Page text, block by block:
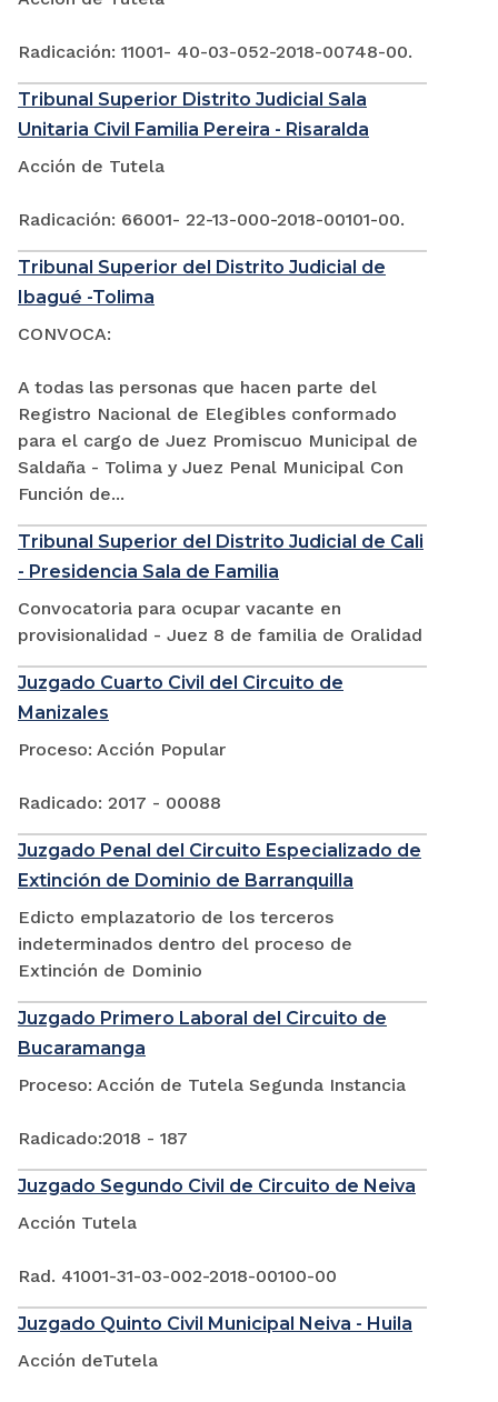
Radicación: 11001- 40-03-052-2018-00748-00.
Tribunal Superior Distrito Judicial Sala
Unitaria Civil Familia Pereira - Risaralda
Acción de Tutela
Radicación: 66001- 22-13-000-2018-00101-00.
Tribunal Superior del Distrito Judicial de
Ibagué -Tolima
CONVOCA:
A todas las personas que hacen parte del
Registro Nacional de Elegibles conformado
para el cargo de Juez Promiscuo Municipal de
Saldaña - Tolima y Juez Penal Municipal Con
Función de...
Tribunal Superior del Distrito Judicial de Cali
- Presidencia Sala de Familia
Convocatoria para ocupar vacante en
provisionalidad - Juez 8 de familia de Oralidad
Juzgado Cuarto Civil del Circuito de
Manizales
Proceso: Acción Popular
Radicado: 2017 - 00088
Juzgado Penal del Circuito Especializado de
Extinción de Dominio de Barranquilla
Edicto emplazatorio de los terceros
indeterminados dentro del proceso de
Extinción de Dominio
Juzgado Primero Laboral del Circuito de
Bucaramanga
Proceso: Acción de Tutela Segunda Instancia
Radicado:2018 - 187
Juzgado Segundo Civil de Circuito de Neiva
Acción Tutela
Rad. 41001-31-03-002-2018-00100-00
Juzgado Quinto Civil Municipal Neiva - Huila
Acción deTutela